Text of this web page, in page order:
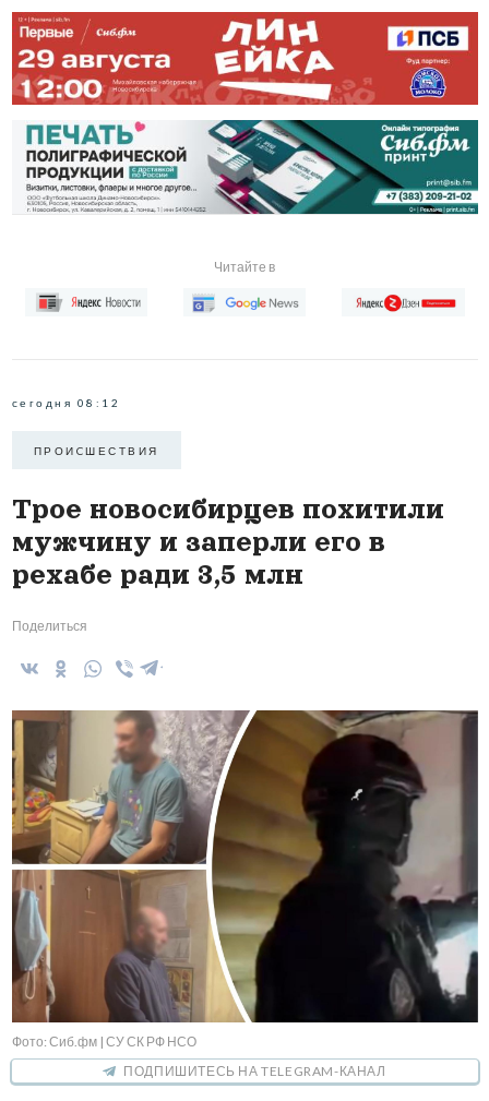
Читайте в
сегодня 08:12
ПРОИCШЕСТВИЯ
Трое новосибирцев похитили
мужчину и заперли его в
рехабе ради 3,5 млн
Поделиться
Фото: Сиб.фм | СУ СК РФ НСО
ПОДПИШИТЕСЬ НА TELEGRAM-КАНАЛ